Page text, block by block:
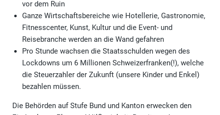
vor dem Ruin
Ganze Wirtschaftsbereiche wie Hotellerie, Gastronomie,
Fitnesscenter, Kunst, Kultur und die Event- und
Reisebranche werden an die Wand gefahren
Pro Stunde wachsen die Staatsschulden wegen des
Lockdowns um 6 Millionen Schweizerfranken(!), welche
die Steuerzahler der Zukunft (unsere Kinder und Enkel)
bezahlen müssen.
Die Behörden auf Stufe Bund und Kanton erwecken den